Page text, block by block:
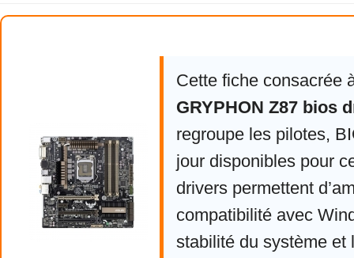
Cette fiche consacrée
GRYPHON Z87 bios
regroupe les pilotes,
jour disponibles pour
drivers permettent
compatibilité avec
stabilité du système et